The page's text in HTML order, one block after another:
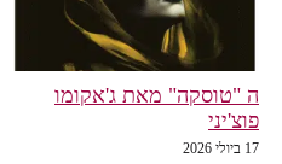
ה "טוסקה" מאת ג'אקומו
פוצ'יני
17 ביולי 2026